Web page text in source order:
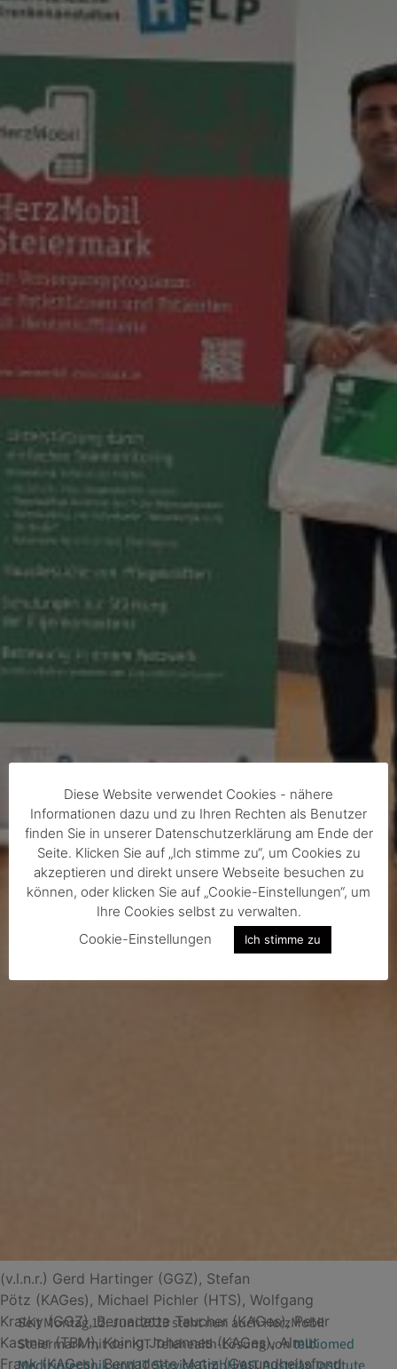
(v.l.n.r.) Gerd Hartinger (GGZ), Stefan
Pötz (KAGes), Michael Pichler (HTS), Wolfgang
Kratky (GGZ), Bernadette Taucher (KAGes), Peter
Kastner (TBM), Koinig Johannes (KAGes), Almut
Frank (KAGes), Bernadette Matiz (Gesundheitsfond
Seit Montag 12. Juni 2023 steht nun auch HerzMobil
Steiermark mit der KIT Telehealth-Lösung vontelbiomed
Medizintechnik und IT Service GmbH/AIT Austrian Institute
Diese Website verwendet Cookies - nähere
Informationen dazu und zu Ihren Rechten als Benutzer
finden Sie in unserer Datenschutzerklärung am Ende der
Seite. Klicken Sie auf „Ich stimme zu“, um Cookies zu
akzeptieren und direkt unsere Webseite besuchen zu
können, oder klicken Sie auf „Cookie-Einstellungen“, um
Ihre Cookies selbst zu verwalten.
Cookie-Einstellungen
Ich stimme zu